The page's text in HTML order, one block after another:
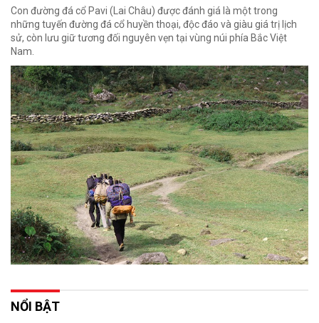
Con đường đá cổ Pavi (Lai Châu) được đánh giá là một trong
những tuyến đường đá cổ huyền thoại, độc đáo và giàu giá trị lịch
sử, còn lưu giữ tương đối nguyên vẹn tại vùng núi phía Bắc Việt
Nam.
NỔI BẬT